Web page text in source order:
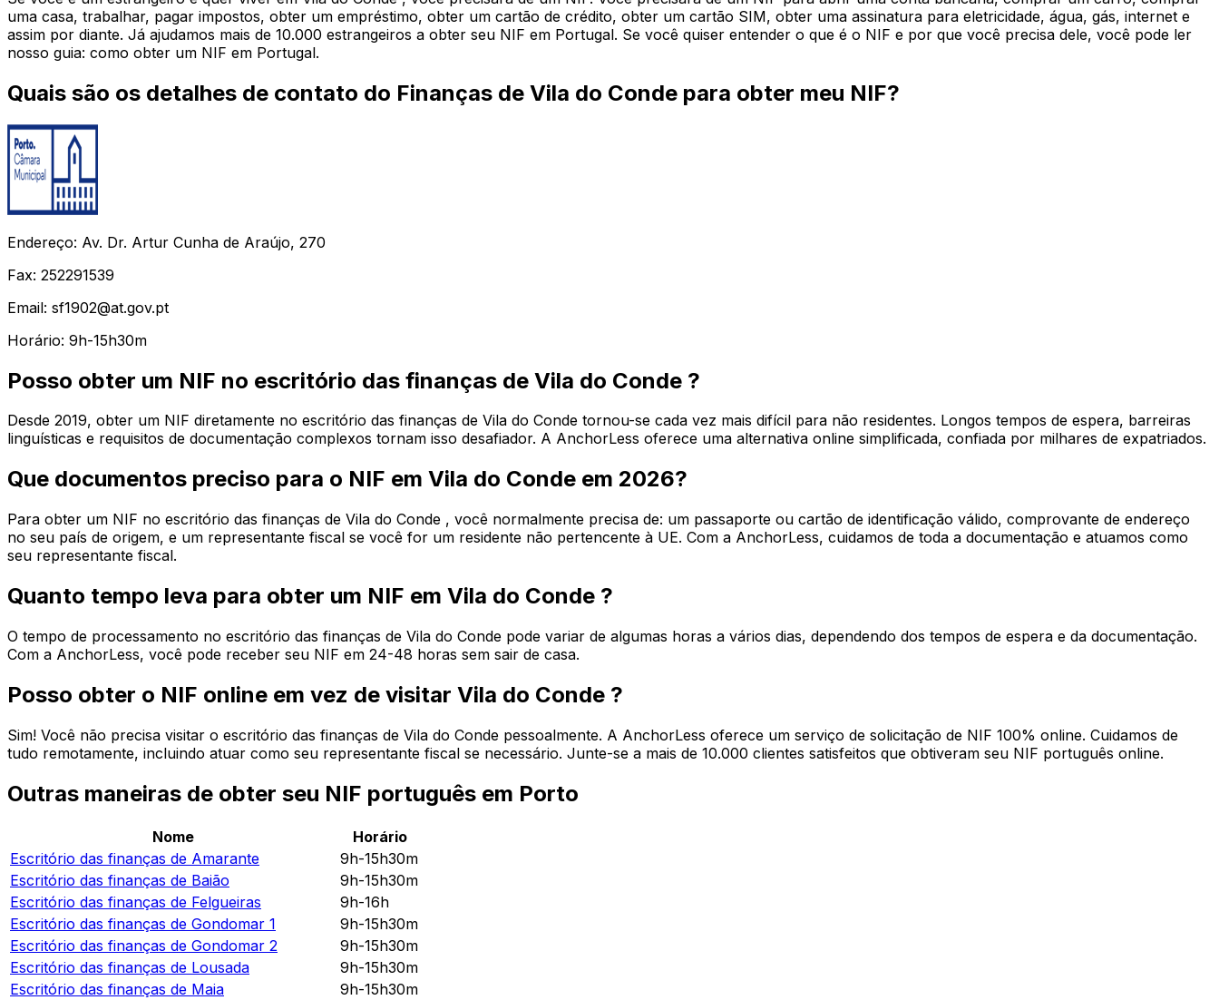
uma casa, trabalhar, pagar impostos, obter um empréstimo, obter um cartão de crédito, obter um cartão SIM, obter uma assinatura para eletricidade, água, gás, internet e
assim por diante. Já ajudamos mais de 10.000 estrangeiros a obter seu NIF em Portugal. Se você quiser entender o que é o NIF e por que você precisa dele, você pode ler
nosso guia: como obter um NIF em Portugal.
Quais são os detalhes de contato do Finanças de Vila do Conde para obter meu NIF?
Endereço: Av. Dr. Artur Cunha de Araújo, 270
Fax: 252291539
Email: sf1902@at.gov.pt
Horário: 9h-15h30m
Posso obter um NIF no escritório das finanças de Vila do Conde ?
Desde 2019, obter um NIF diretamente no escritório das finanças de Vila do Conde tornou-se cada vez mais difícil para não residentes. Longos tempos de espera, barreiras
linguísticas e requisitos de documentação complexos tornam isso desafiador. A AnchorLess oferece uma alternativa online simplificada, confiada por milhares de expatriados.
Que documentos preciso para o NIF em Vila do Conde em 2026?
Para obter um NIF no escritório das finanças de Vila do Conde , você normalmente precisa de: um passaporte ou cartão de identificação válido, comprovante de endereço
no seu país de origem, e um representante fiscal se você for um residente não pertencente à UE. Com a AnchorLess, cuidamos de toda a documentação e atuamos como
seu representante fiscal.
Quanto tempo leva para obter um NIF em Vila do Conde ?
O tempo de processamento no escritório das finanças de Vila do Conde pode variar de algumas horas a vários dias, dependendo dos tempos de espera e da documentação.
Com a AnchorLess, você pode receber seu NIF em 24-48 horas sem sair de casa.
Posso obter o NIF online em vez de visitar Vila do Conde ?
Sim! Você não precisa visitar o escritório das finanças de Vila do Conde pessoalmente. A AnchorLess oferece um serviço de solicitação de NIF 100% online. Cuidamos de
tudo remotamente, incluindo atuar como seu representante fiscal se necessário. Junte-se a mais de 10.000 clientes satisfeitos que obtiveram seu NIF português online.
Outras maneiras de obter seu NIF português em Porto
Nome
Horário
Escritório das finanças de Amarante
9h-15h30m
Escritório das finanças de Baião
9h-15h30m
Escritório das finanças de Felgueiras
9h-16h
Escritório das finanças de Gondomar 1
9h-15h30m
Escritório das finanças de Gondomar 2
9h-15h30m
Escritório das finanças de Lousada
9h-15h30m
Escritório das finanças de Maia
9h-15h30m